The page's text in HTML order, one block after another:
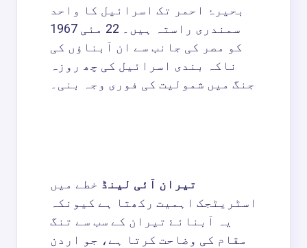
بحیرۂ احمر تک اسرائیل کا واحد
سمندری راستہ ہیں۔ 22 مئی 1967
کو مصر کی جانب سے ان آبناؤں کی
ناکہ بندی اسرائیل کی چھ روزہ
جنگ میں شمولیت کی فوری وجہ بنی۔
تیران آئی لینڈ خطے میں
اسٹریٹجک اہمیت رکھتا ہے کیونکہ
یہ آبنائۓ تیران کے سب سے تنگ
مقام کی وضاحت کرتا ہے، جو اردن